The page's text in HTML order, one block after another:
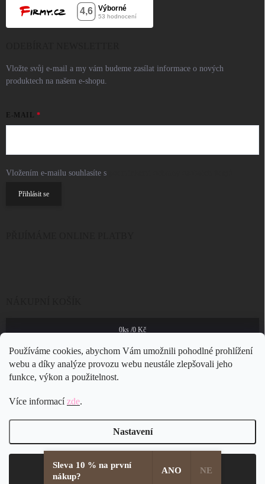
Používáme cookies, abychom Vám umožnili pohodlné prohlížení
webu a díky analýze provozu webu neustále zlepšovali jeho
funkce, výkon a použitelnost.
Více informacízde.
Nastavení
Souhlasím
Vložte svůj e-mail a my vám budeme zasílat informace o nových
produktech na našem e-shopu.
E-MAIL
Vložením e-mailu souhlasíte s
Přihlásit se
0ks /0 Kč
Copyright 2026JSB Bijoux s.r.o.
Sleva 10 % na první
nákup?
ANO NE